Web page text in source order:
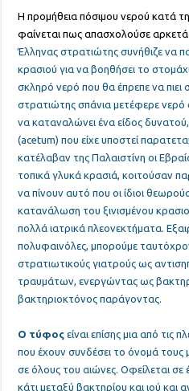
Η προμήθεια πόσιμου νερού κατά τη
φαίνεται πως απασχολούσε
Έλληνας στρατιώτης συνήθιζε να
κρασιού για να βοηθήσει το
σκληρό νερό που θα έπρεπε να
στρατιώτης σπάνια μετέφερε
να καταναλώνει ένα είδος
(acetum) που είχε υποστεί
κατέλαβαν της Παλαιστίνη οι
τοπικά γλυκά κρασιά, κοιτούσαν
να πίνουν αυτό που οι ίδιοι
κατανάλωση του ξινισμένου
πολλά ιατρικά πλεονεκτήματα.
πολυφαινόλες, μπορούμε
στρατιωτικούς γιατρούς ως
τραυμάτων, ενεργώντας ως
βακτηριοκτόνος παράγοντας.
Ο τύφος είναι επίσης μια από τις
που έχουν συνδέσει το όνομά τους
σε όλους του αιώνες. Οφείλεται σε
κάτι μεταξύ βακτηρίου και ιού και